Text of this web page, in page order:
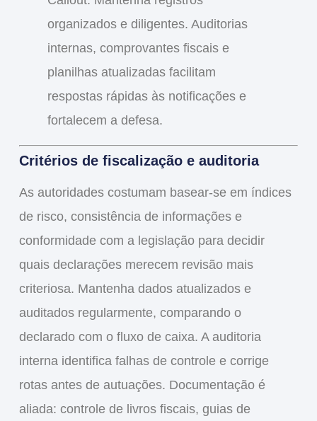
organizados e diligentes. Auditorias
internas, comprovantes fiscais e
planilhas atualizadas facilitam
respostas rápidas às notificações e
fortalecem a defesa.
Critérios de fiscalização e auditoria
As autoridades costumam basear-se em índices
de risco, consistência de informações e
conformidade com a legislação para decidir
quais declarações merecem revisão mais
criteriosa. Mantenha dados atualizados e
auditados regularmente, comparando o
declarado com o fluxo de caixa. A auditoria
interna identifica falhas de controle e corrige
rotas antes de autuações. Documentação é
aliada: controle de livros fiscais, guias de